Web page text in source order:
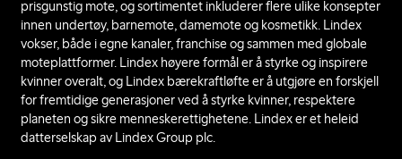
prisgunstig mote, og sortimentet inkluderer flere ulike konsepter
innen undertøy, barnemote, damemote og kosmetikk. Lindex
vokser, både i egne kanaler, franchise og sammen med globale
moteplattformer. Lindex høyere formål er å styrke og inspirere
kvinner overalt, og Lindex bærekraftløfte er å utgjøre en forskjell
for fremtidige generasjoner ved å styrke kvinner, respektere
planeten og sikre menneskerettighetene. Lindex er et heleid
datterselskap av Lindex Group plc.